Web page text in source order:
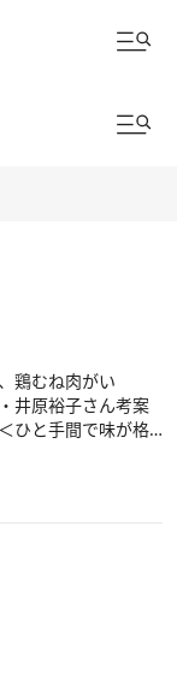
鶏むね肉がい
井原裕子さん考案
ひと手間で味が格